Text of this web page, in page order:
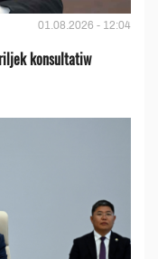
01.08.2026 - 12:04
konsultatiw